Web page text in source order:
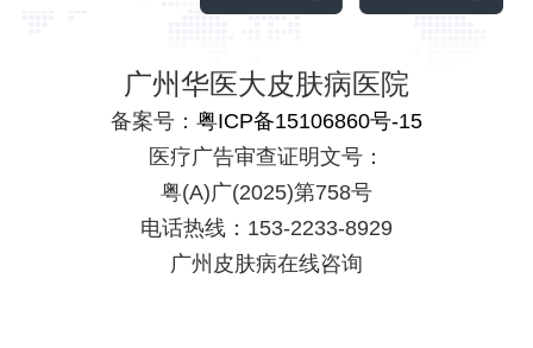
广州华医大皮肤病医院
备案号： 粤ICP备15106860号-15
医疗广告审查证明文号：
粤(A)广(2025)第758号
电话热线：153-2233-8929
广州皮肤病在线咨询